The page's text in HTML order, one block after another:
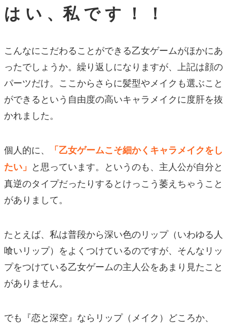
は い 、私 で す ！ ！
こんなにこだわることができる乙女ゲームがほかにあ
ったでしょうか。繰り返しになりますが、上記は顔の
パーツだけ。ここからさらに髪型やメイクも選ぶこと
ができるという自由度の高いキャラメイクに度肝を抜
かれました。
個人的に、
「乙女ゲームこそ細かくキャラメイクをし
たい」 と思っています。というのも、主人公が自分と
真逆のタイプだったりするとけっこう萎えちゃうこと
がありまして。
たとえば、私は普段から深い色のリップ（いわゆる人
喰いリップ）をよくつけているのですが、そんなリッ
プをつけている乙女ゲームの主人公をあまり見たこと
がありません。
でも『恋と深空』ならリップ（メイク）どころか、